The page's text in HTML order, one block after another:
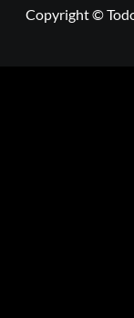
Copyright ©